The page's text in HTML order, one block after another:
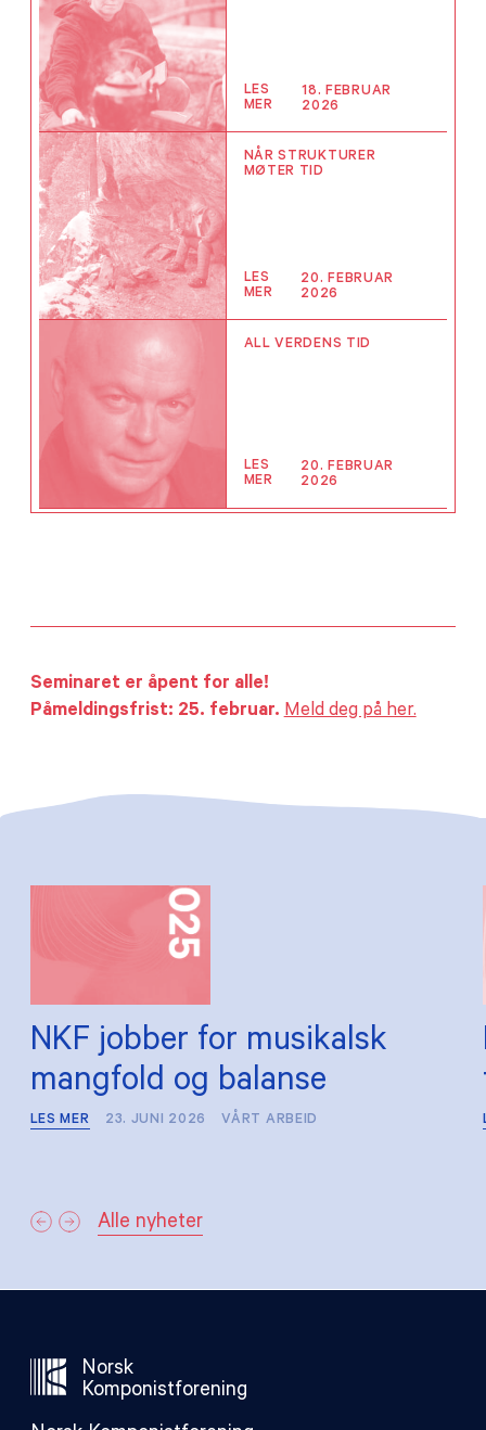
LES
MER
18. FEBRUAR
2026
NÅR STRUKTURER
MØTER TID
LES
MER
20. FEBRUAR
2026
ALL VERDENS TID
LES
MER
20. FEBRUAR
2026
Seminaret er åpent for alle!
Påmeldingsfrist: 25. februar. Meld deg på her.
NKF jobber for musikalsk
mangfold og balanse
LES MER 23. JUNI 2026 VÅRT ARBEID
Alle nyheter
Norsk
Komponistforening